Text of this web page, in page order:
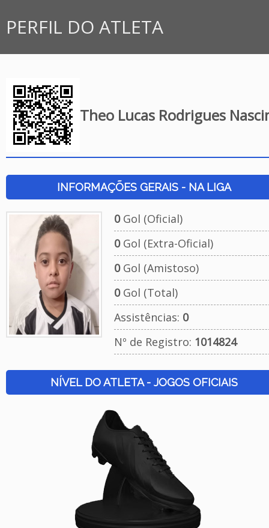
PERFIL DO ATLETA
Theo Lucas Rodrigues
INFORMAÇÕES GERAIS - NA LIGA
0Gol (Oficial)
0Gol (Extra-Oficial)
0Gol (Amistoso)
0Gol (Total)
Assistências: 0
Nº de Registro: 1014824
NÍVEL DO ATLETA - JOGOS OFICIAIS